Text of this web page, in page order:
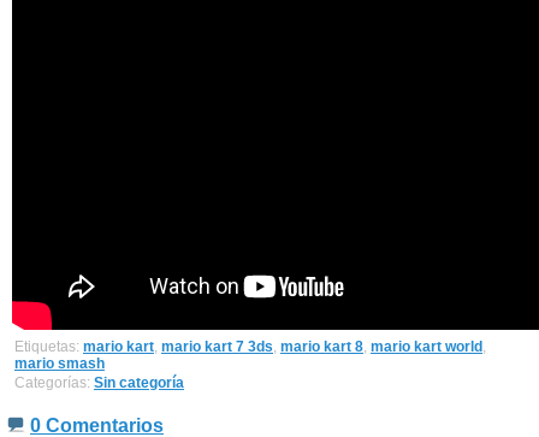
Etiquetas: mario kart, mario kart 7 3ds, mario kart 8, mario kart world ,
mario smash
Categorías: Sin categoría
0 Comentarios